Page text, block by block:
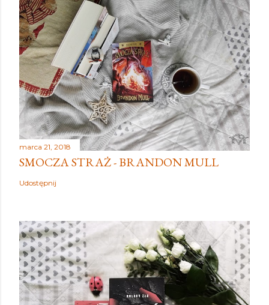
marca 21, 2018
SMOCZA STRAŻ - BRANDON MULL
Udostępnij